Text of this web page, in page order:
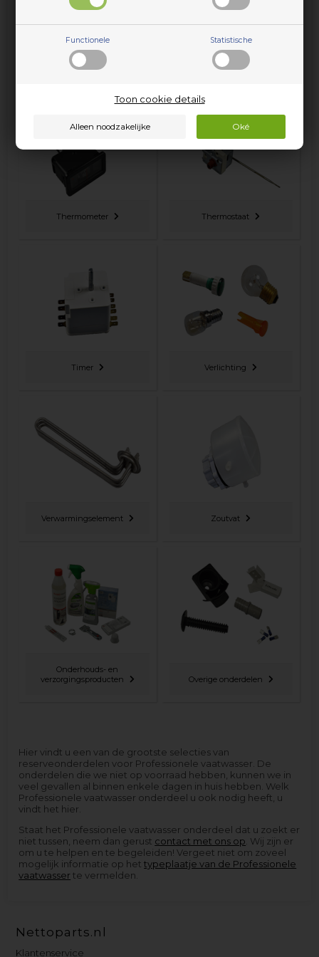
Functionele Statistische
Toon cookie details
Sproeiarm Standpijp
Thermometer Thermostaat
Timer Verlichting
Verwarmingselement Zoutvat
Onderhouds- en
verzorgingsproducten
Overige onderdelen
Hier vindt u een van de grootste selecties van
reserveonderdelen voor Professionele vaatwasser. De
onderdelen die we niet op voorraad hebben, kunnen we in
veel gevallen al binnen enkele dagen in huis hebben. Welk
Professionele vaatwasser onderdeel u ook nodig heeft, u
vindt het hier.
Staat het Professionele vaatwasser onderdeel dat u zoekt er
niet tussen, neem dan gerust contact met ons op . Wij zijn er
om u te helpen en te begeleiden! Vergeet niet om zoveel
mogelijk informatie op hettypeplaatje van de Professionele
vaatwasser te vermelden.
Nettoparts.nl
Klantenservice